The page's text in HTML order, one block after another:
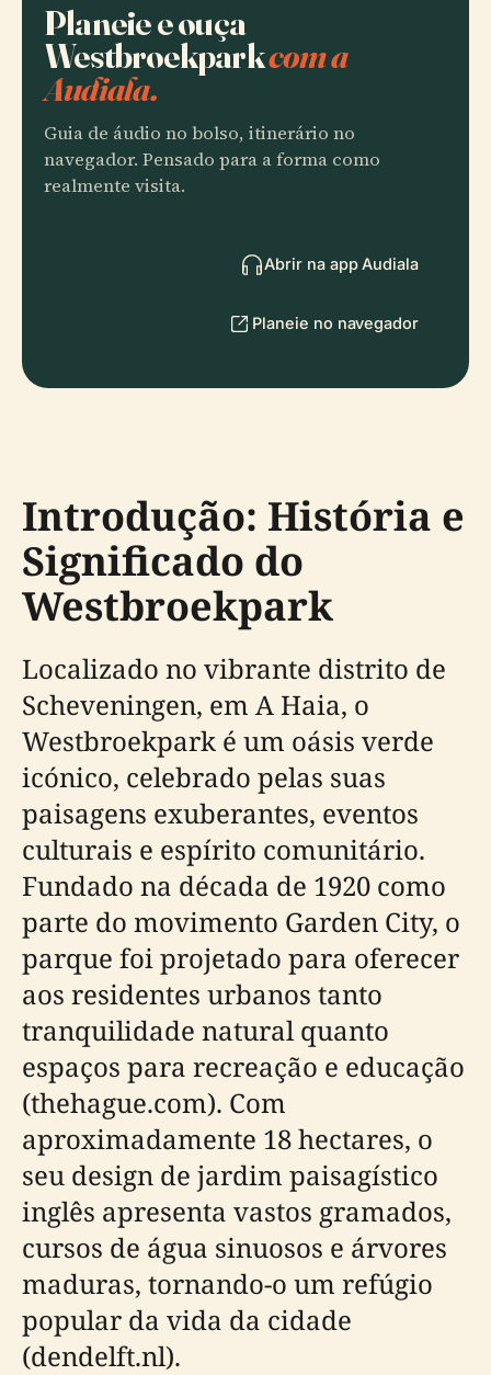
Planeie e ouça
Westbroekparkcom a
Audiala.
Guia de áudio no bolso, itinerário no
navegador. Pensado para a forma como
realmente visita.
Abrir na app Audiala
Planeie no navegador
Introdução: História e
Significado do
Westbroekpark
Localizado no vibrante distrito de
Scheveningen, em A Haia, o
Westbroekpark é um oásis verde
icónico, celebrado pelas suas
paisagens exuberantes, eventos
culturais e espírito comunitário.
Fundado na década de 1920 como
parte do movimento Garden City, o
parque foi projetado para oferecer
aos residentes urbanos tanto
tranquilidade natural quanto
espaços para recreação e educação
(thehague.com). Com
aproximadamente 18 hectares, o
seu design de jardim paisagístico
inglês apresenta vastos gramados,
cursos de água sinuosos e árvores
maduras, tornando-o um refúgio
popular da vida da cidade
(dendelft.nl).